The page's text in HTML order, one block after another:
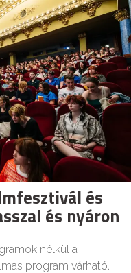
és
és nyáron
nélkül a
program várható.